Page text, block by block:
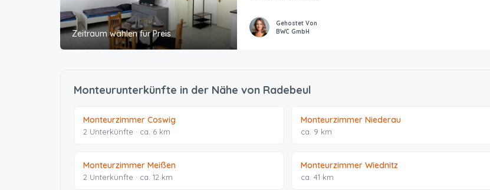
Zeitraum wählen für Preis
Gehostet Von
BWC GmbH
Monteurunterkünfte in der Nähe von Radebeul
Monteurzimmer Coswig
2 Unterkünfte · ca. 6 km
Monteurzimmer Niederau
ca. 9 km
Monteurzimmer Meißen
2 Unterkünfte · ca. 12 km
Monteurzimmer Wiednitz
ca. 41 km